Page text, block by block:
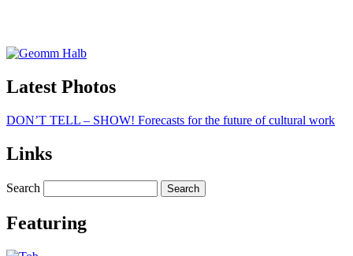
Latest Photos
DON’T TELL – SHOW! Forecasts for the future of cultural work
Links
Search
Featuring